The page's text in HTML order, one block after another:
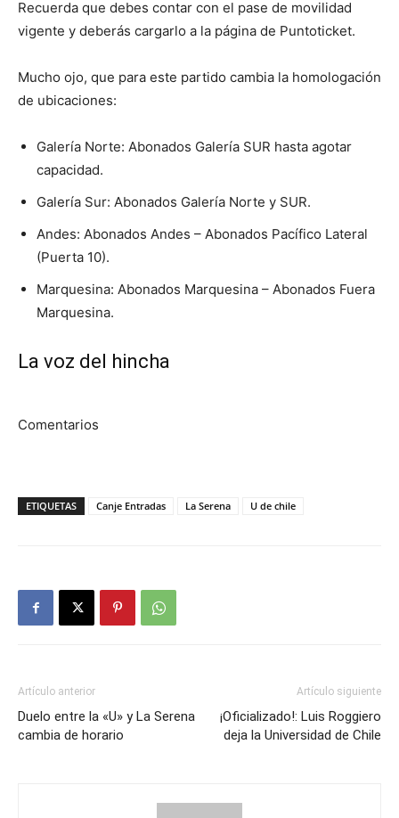
Recuerda que debes contar con el pase de movilidad
vigente y deberás cargarlo a la página de Puntoticket.
Mucho ojo, que para este partido cambia la homologación
de ubicaciones:
Galería Norte: Abonados Galería SUR hasta agotar
capacidad.
Galería Sur: Abonados Galería Norte y SUR.
Andes: Abonados Andes – Abonados Pacífico Lateral
(Puerta 10).
Marquesina: Abonados Marquesina – Abonados Fuera
Marquesina.
La voz del hincha
Comentarios
ETIQUETAS Canje Entradas La Serena U de chile
Artículo anterior
Duelo entre la «U» y La Serena
cambia de horario
Artículo siguiente
¡Oficializado!: Luis Roggiero
deja la Universidad de Chile